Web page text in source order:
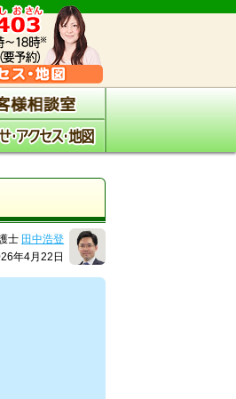
士 田中浩登
年4月22日